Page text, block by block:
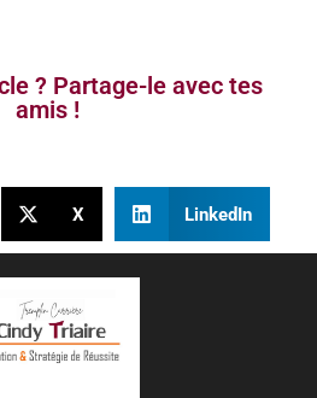
? Partage-le avec tes
amis !
X LinkedIn